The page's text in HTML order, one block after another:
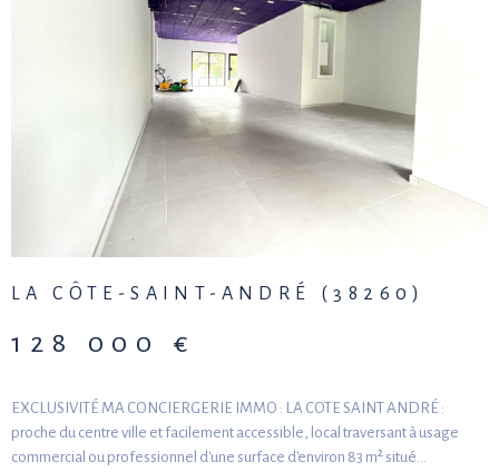
LA CÔTE-SAINT-ANDRÉ (38260)
128 000 €
EXCLUSIVITÉ MA CONCIERGERIE IMMO : LA COTE SAINT ANDRÉ :
proche du centre ville et facilement accessible, local traversant à usage
commercial ou professionnel d'une surface d'environ 83 m² situé...